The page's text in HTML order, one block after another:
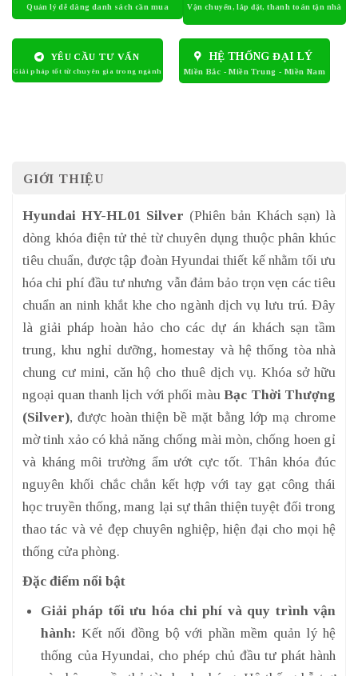
YÊU CẦU TƯ VẤN HỆ THỐNG ĐẠI LÝ
GIỚI THIỆU
Hyundai HY-HL01 Silver (Phiên bản Khách sạn) là
dòng khóa điện tử thẻ từ chuyên dụng thuộc phân khúc
tiêu chuẩn, được tập đoàn Hyundai thiết kế nhằm tối ưu
hóa chi phí đầu tư nhưng vẫn đảm bảo trọn vẹn các tiêu
chuẩn an ninh khắt khe cho ngành dịch vụ lưu trú. Đây
là giải pháp hoàn hảo cho các dự án khách sạn tầm
trung, khu nghỉ dưỡng, homestay và hệ thống tòa nhà
chung cư mini, căn hộ cho thuê dịch vụ. Khóa sở hữu
ngoại quan thanh lịch với phối màuBạc Thời Thượng
(Silver), được hoàn thiện bề mặt bằng lớp mạ chrome
mờ tinh xảo có khả năng chống mài mòn, chống hoen gỉ
và kháng môi trường ẩm ướt cực tốt. Thân khóa đúc
nguyên khối chắc chắn kết hợp với tay gạt công thái
học truyền thống, mang lại sự thân thiện tuyệt đối trong
thao tác và vẻ đẹp chuyên nghiệp, hiện đại cho mọi hệ
thống cửa phòng.
Đặc điểm nổi bật
Giải pháp tối ưu hóa chi phí và quy trình vận
hành: Kết nối đồng bộ với phần mềm quản lý hệ
thống của Hyundai, cho phép chủ đầu tư phát hành